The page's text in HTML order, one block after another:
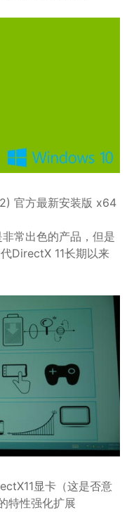
常出色的产品，但是
DirectX 11长期以来
显卡（这是否意
特性强化扩展